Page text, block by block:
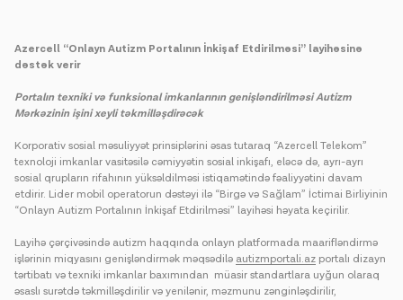
Azercell “Onlayn Autizm Portalının İnkişaf Etdirilməsi” layihəsinə
dəstək verir
Portalın texniki və funksional imkanlarının genişləndirilməsi Autizm
Mərkəzinin işini xeyli təkmilləşdirəcək
Korporativ sosial məsuliyyət prinsiplərini əsas tutaraq “Azercell Telekom”
texnoloji imkanlar vasitəsilə cəmiyyətin sosial inkişafı, eləcə də, ayrı-ayrı
sosial qrupların rifahının yüksəldilməsi istiqamətində fəaliyyətini davam
etdirir. Lider mobil operatorun dəstəyi ilə “Birgə və Sağlam” İctimai Birliyinin
“Onlayn Autizm Portalının İnkişaf Etdirilməsi” layihəsi həyata keçirilir.
Layihə çərçivəsində autizm haqqında onlayn platformada maarifləndirmə
işlərinin miqyasını genişləndirmək məqsədilə autizmportali.az portalı dizayn
tərtibatı və texniki imkanlar baxımından müasir standartlara uyğun olaraq
əsaslı surətdə təkmilləşdirilir və yenilənir, məzmunu zənginləşdirilir,